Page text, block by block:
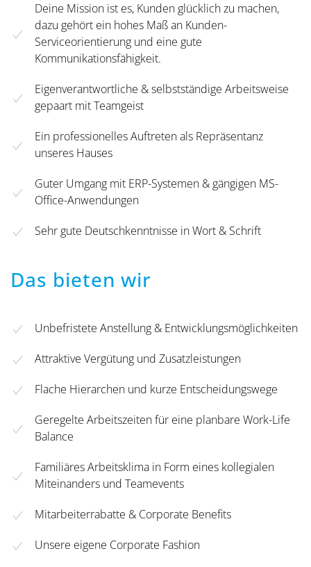
Deine Mission ist es, Kunden glücklich zu machen,
dazu gehört ein hohes Maß an Kunden-
Serviceorientierung und eine gute
Kommunikationsfähigkeit.
Eigenverantwortliche & selbstständige Arbeitsweise
gepaart mit Teamgeist
Ein professionelles Auftreten als Repräsentanz
unseres Hauses
Guter Umgang mit ERP-Systemen & gängigen MS-
Office-Anwendungen
Sehr gute Deutschkenntnisse in Wort & Schrift
Das bieten wir
Unbefristete Anstellung & Entwicklungsmöglichkeiten
Attraktive Vergütung und Zusatzleistungen
Flache Hierarchen und kurze Entscheidungswege
Geregelte Arbeitszeiten für eine planbare Work-Life
Balance
Familiäres Arbeitsklima in Form eines kollegialen
Miteinanders und Teamevents
Mitarbeiterrabatte & Corporate Benefits
Unsere eigene Corporate Fashion